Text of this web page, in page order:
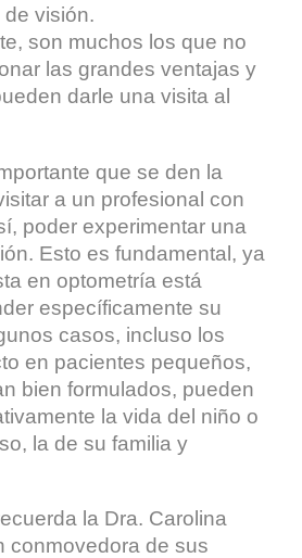
visión.
son muchos los que no
las grandes ventajas y
darle una visita al
que se den la
a un profesional con
poder experimentar una
Esto es fundamental, ya
en optometría está
específicamente su
casos, incluso los
en pacientes pequeños,
bien formulados, pueden
la vida del niño o
la de su familia y
la Dra. Carolina
conmovedora de sus